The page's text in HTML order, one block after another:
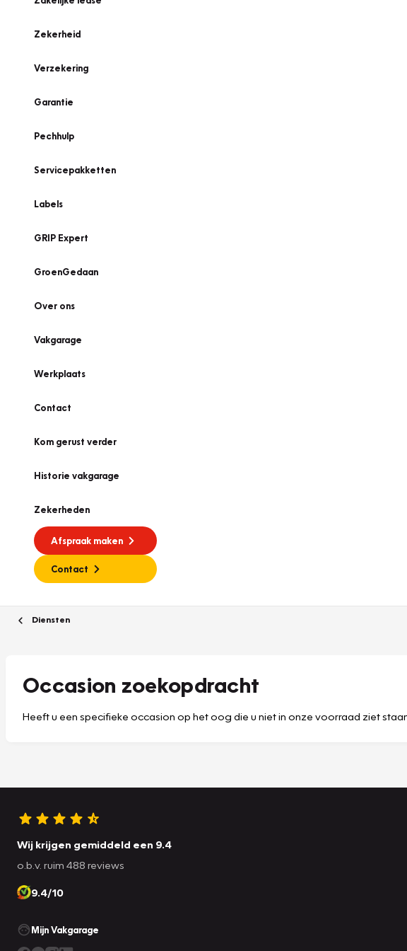
Zekerheid
Verzekering
Garantie
Pechhulp
Servicepakketten
Labels
GRIP Expert
GroenGedaan
Over ons
Vakgarage
Werkplaats
Contact
Kom gerust verder
Historie vakgarage
Zekerheden
Afspraak maken
Contact
Diensten
Occasion zoekopdracht
Heeft u een specifieke occasion op het oog die u niet in onze voorraad ziet
Wij krijgen gemiddeld een 9.4
o.b.v. ruim 488 reviews
9.4/10
Mijn Vakgarage